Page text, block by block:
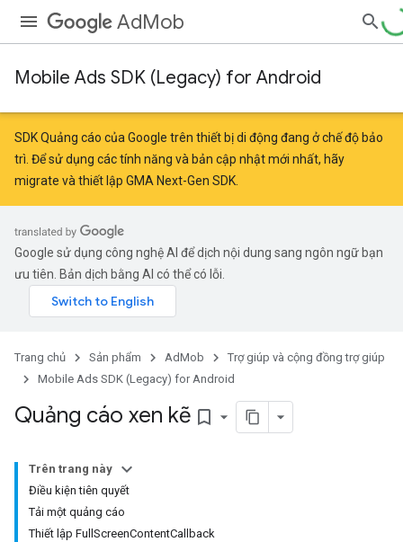
AdMob
Mobile Ads SDK (Legacy) for Android
SDK Quảng cáo của Google trên thiết bị di động đang ở chế độ bảo
trì. Để sử dụng các tính năng và bản cập nhật mới nhất, hãy
migrate và thiết lập GMA Next-Gen SDK
Google sử dụng công nghệ AI để dịch nội dung sang ngôn ngữ bạn
ưu tiên. Bản dịch bằng AI có thể có lỗi.
Trang chủ Sản phẩm AdMob
Trợ giúp và cộng đồng trợ giúp
Mobile Ads SDK (Legacy) for Android
Quảng cáo xen kẽ bookmark_border
Trên trang này
Điều kiện tiên quyết
Tải một quảng cáo
Thiết lập FullScreenContentCallback